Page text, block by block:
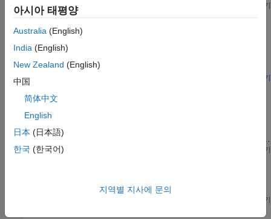
magnetic domain using an Eddy Loss block.
스크립트 열기
Frequency-Dependent Transmission Line
A custom frequency-dependent transmission line model. The
characteristic admittance and propagation function are first
and susceptance. The derived values are fitted using RF
Toolbox. The Universal Line Model (ULM) [1] is then
implemented in Simscape based on the fitted parameters. The
results from the frequency-dependent transmission line model
and the classic pi-section transmission line model are compared.
모델 열기
3상 사용자 지정 PMSM
Simscape™ 구현을 보여줍니다. PMSM 소스 코드를 보기 위해
모터 블록을 더블 클릭한 다음 하이퍼링크 '소스 코드'를
클릭하십시오. 이 테스트 회로는 발전기로 사용되고 있는 PMSM을
보여주며, 유도된 AC 역기전력을 DC 전압으로 변환하고
모델 열기
모델 열기
아시아 태평양
Australia (English)
India (English)
New Zealand (English)
中国
简体中文
English
日本 (日本語)
한국 (한국어)
지역별 지사에 문의